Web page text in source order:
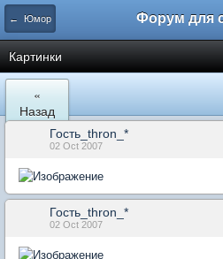
← Юмор
Картинки
«
Назад
Гость_thron_*
02 Oct 2007
Гость_thron_*
02 Oct 2007